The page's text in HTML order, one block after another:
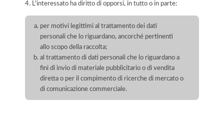
4. L'interessato ha diritto di opporsi, in tutto o in parte:
per motivi legittimi al trattamento dei dati
personali che lo riguardano, ancorché pertinenti
allo scopo della raccolta;
al trattamento di dati personali che lo riguardano a
fini di invio di materiale pubblicitario o di vendita
diretta o per il compimento di ricerche di mercato o
di comunicazione commerciale.